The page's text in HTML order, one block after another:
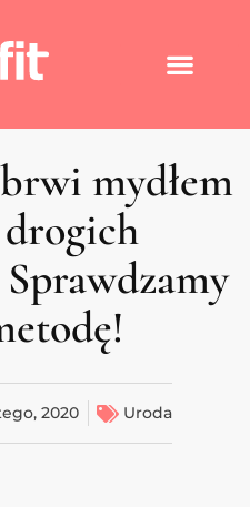
mydłem
2020 Uroda